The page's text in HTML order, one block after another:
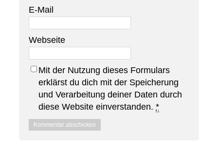
E-Mail
Webseite
Mit der Nutzung dieses Formulars
erklärst du dich mit der Speicherung
und Verarbeitung deiner Daten durch
diese Website einverstanden. *